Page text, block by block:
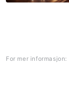
For mer informasjon: